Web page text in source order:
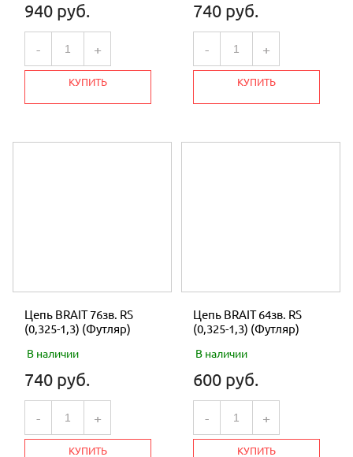
940 руб.
- +
КУПИТЬ
740 руб.
- +
КУПИТЬ
Цепь BRAIT 76зв. RS
(0,325-1,3) (Футляр)
В наличии
740 руб.
- +
КУПИТЬ
Цепь BRAIT 64зв. RS
(0,325-1,3) (Футляр)
В наличии
600 руб.
- +
КУПИТЬ